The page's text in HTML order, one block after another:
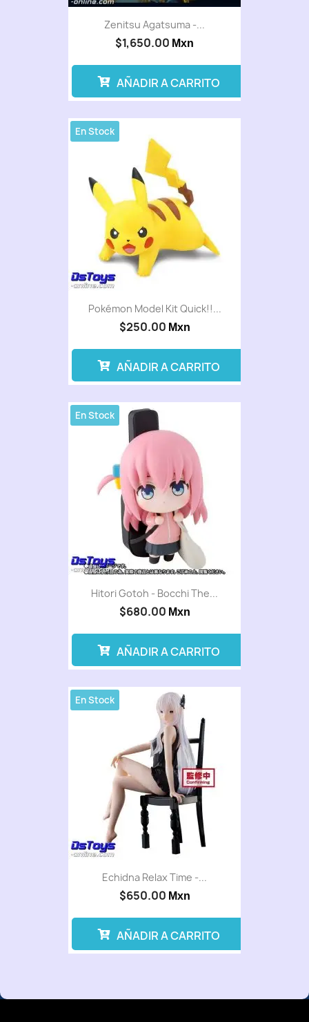
Zenitsu Agatsuma -...
$1,650.00 Mxn
AÑADIR A CARRITO
Pokémon Model Kit Quick!!...
$250.00 Mxn
En Stock
AÑADIR A CARRITO
Hitori Gotoh - Bocchi The...
$680.00 Mxn
En Stock
AÑADIR A CARRITO
Echidna Relax Time -...
$650.00 Mxn
En Stock
AÑADIR A CARRITO